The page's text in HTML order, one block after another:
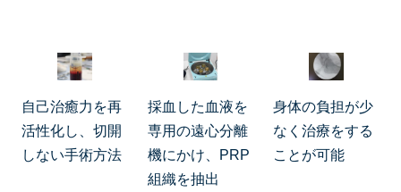
自己治癒力を再
活性化し、切開
しない手術方法
採血した血液を
専用の遠心分離
機にかけ、PRP
組織を抽出
身体の負担が少
なく治療をする
ことが可能